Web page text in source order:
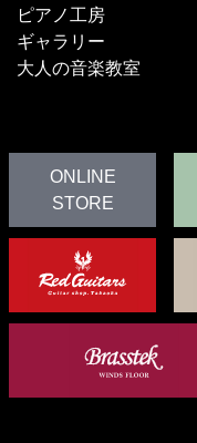
ピアノ工房
ギャラリー
大人の音楽教室
ONLINE
STORE